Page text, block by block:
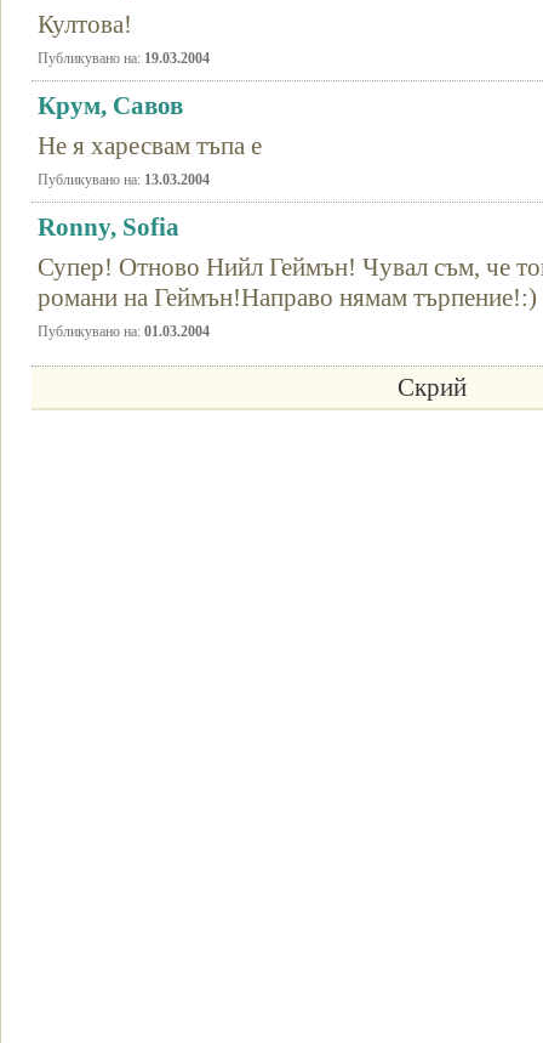
Култова!
Публикувано на: 19.03.2004
Крум, Савов
Не я харесвам тъпа е
Публикувано на: 13.03.2004
Ronny, Sofia
Супер! Отново Нийл Геймън! Чувал съм, че
романи на Геймън!Направо нямам търпение!:)
Публикувано на: 01.03.2004
Скрий